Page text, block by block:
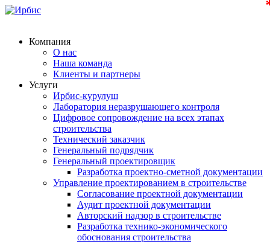
Компания
О нас
Наша команда
Клиенты и партнеры
Услуги
Ирбис-курулуш
Лаборатория неразрушающего контроля
Цифровое сопровождение на всех этапах
строительства
Технический заказчик
Генеральный подрядчик
Генеральный проектировщик
Разработка проектно-сметной документации
Управление проектированием в строительстве
Согласование проектной документации
Аудит проектной документации
Авторский надзор в строительстве
Разработка технико-экономического
обоснования строительства